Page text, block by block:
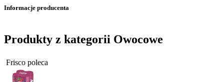
Informacje producenta
Produkty z kategorii Owocowe
Frisco poleca